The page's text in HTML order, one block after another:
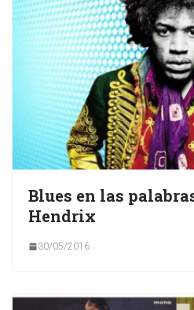
Blues en las
Hendrix
30/05/2016